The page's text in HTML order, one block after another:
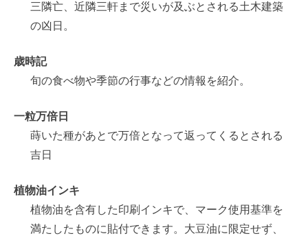
三隣亡、近隣三軒まで災いが及ぶとされる土木建築
の凶日。
歳時記
旬の食べ物や季節の行事などの情報を紹介。
一粒万倍日
蒔いた種があとで万倍となって返ってくるとされる
吉日
植物油インキ
植物油を含有した印刷インキで、マーク使用基準を
満たしたものに貼付できます。大豆油に限定せず、